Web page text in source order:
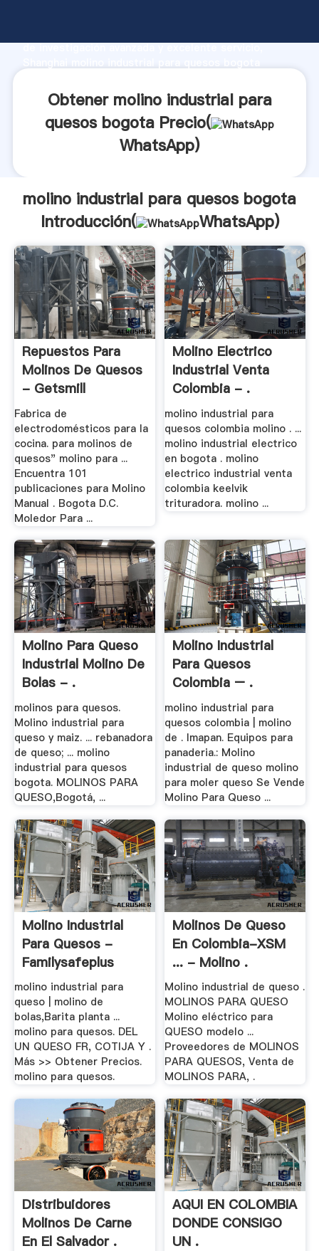
de investigación avanzada y excelente servicio,
clientes.Obtener molino industrial para
quesos bogota Precio(
WhatsApp)
molino industrial para quesos bogota
Introducción(
WhatsApp)
Repuestos Para
Molinos De Quesos
- Getsmill
Fabrica de
electrodomésticos para la
cocina. para molinos de
quesos" molino para ...
Encuentra 101
publicaciones para Molino
Manual . Bogota D.C.
Moledor Para ...
Molino Electrico
Industrial Venta
Colombia - .
molino industrial para
quesos colombia molino . ...
molino industrial electrico
en bogota . molino
electrico industrial venta
colombia keelvik
trituradora. molino ...
Molino Para Queso
Industrial Molino De
Bolas - .
molinos para quesos.
Molino industrial para
queso y maiz. ... rebanadora
de queso; ... molino
industrial para quesos
bogota. MOLINOS PARA
QUESO,Bogotá, ...
Molino Industrial
Para Quesos
Colombia – .
molino industrial para
quesos colombia | molino
de . Imapan. Equipos para
panaderia.: Molino
industrial de queso molino
para moler queso Se Vende
Molino Para Queso ...
Molino Industrial
Para Quesos -
Familysafeplus
molino industrial para
queso | molino de
bolas,Barita planta ...
molino para quesos. DEL
UN QUESO FR, COTIJA Y .
Más >> Obtener Precios.
molino para quesos.
Molinos De Queso
En Colombia-XSM
... - Molino .
Molino industrial de queso .
MOLINOS PARA QUESO
Molino eléctrico para
QUESO modelo ...
Proveedores de MOLINOS
PARA QUESOS, Venta de
MOLINOS PARA, .
Distribuidores
Molinos De Carne
En El Salvador .
AQUI EN COLOMBIA
DONDE CONSIGO
UN .